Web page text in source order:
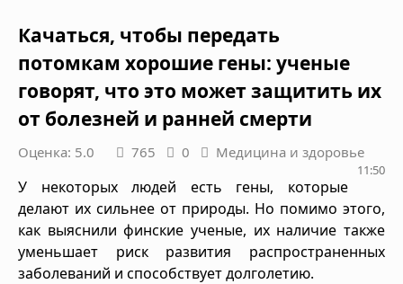
Качаться, чтобы передать
потомкам хорошие гены: ученые
говорят, что это может защитить их
от болезней и ранней смерти
Оценка: 5.0 765 0 Медицина и здоровье
11:50
У некоторых людей есть гены, которые
делают их сильнее от природы. Но помимо этого,
как выяснили финские ученые, их наличие также
уменьшает риск развития распространенных
заболеваний и способствует долголетию.